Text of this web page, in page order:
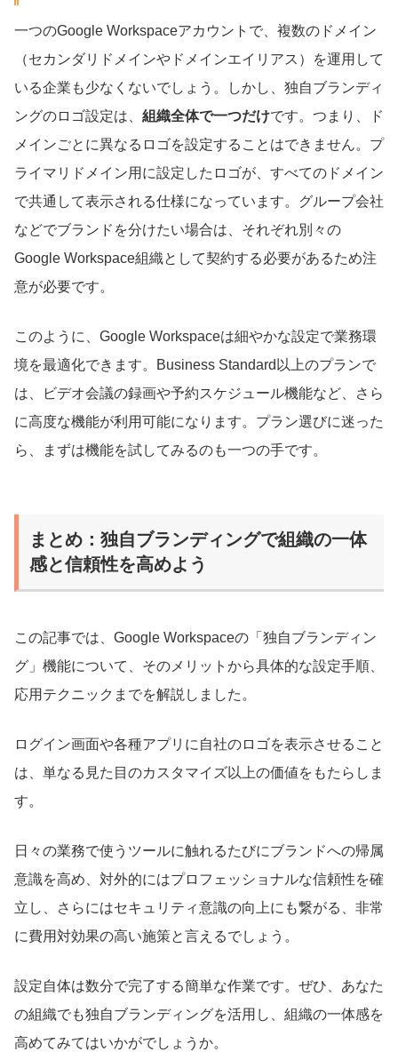
一つのGoogle Workspaceアカウントで、複数のドメイン
（セカンダリドメインやドメインエイリアス）を運用して
いる企業も少なくないでしょう。しかし、独自ブランディ
ングのロゴ設定は、 組織全体で一つだけです。つまり、ド
メインごとに異なるロゴを設定することはできません。プ
ライマリドメイン用に設定したロゴが、すべてのドメイン
で共通して表示される仕様になっています。グループ会社
などでブランドを分けたい場合は、それぞれ別々の
Google Workspace組織として契約する必要があるため注
意が必要です。
このように、Google Workspaceは細やかな設定で業務環
境を最適化できます。Business Standard以上のプランで
は、ビデオ会議の録画や予約スケジュール機能など、さら
に高度な機能が利用可能になります。プラン選びに迷った
ら、まずは機能を試してみるのも一つの手です。
まとめ：独自ブランディングで組織の一体
感と信頼性を高めよう
この記事では、Google Workspaceの「独自ブランディン
グ」機能について、そのメリットから具体的な設定手順、
応用テクニックまでを解説しました。
ログイン画面や各種アプリに自社のロゴを表示させること
は、単なる見た目のカスタマイズ以上の価値をもたらしま
す。
日々の業務で使うツールに触れるたびにブランドへの帰属
意識を高め、対外的にはプロフェッショナルな信頼性を確
立し、さらにはセキュリティ意識の向上にも繋がる、非常
に費用対効果の高い施策と言えるでしょう。
設定自体は数分で完了する簡単な作業です。ぜひ、あなた
の組織でも独自ブランディングを活用し、組織の一体感を
高めてみてはいかがでしょうか。